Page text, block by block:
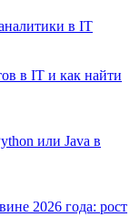
в IT
в IT и как найти
или Java в
2026 года: рост